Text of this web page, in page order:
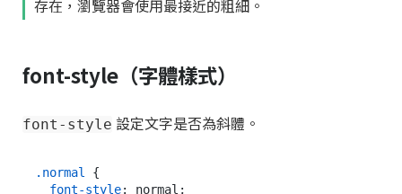
存在，瀏覽器會使用最接近的粗細。
font-style（字體樣式）
font-style 設定文字是否為斜體。
.normal {
font-style: normal;